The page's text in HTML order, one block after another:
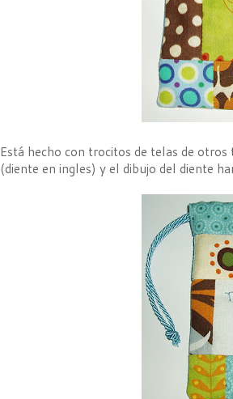
Está hecho con trocitos de telas de
(diente en ingles) y el dibujo del diente